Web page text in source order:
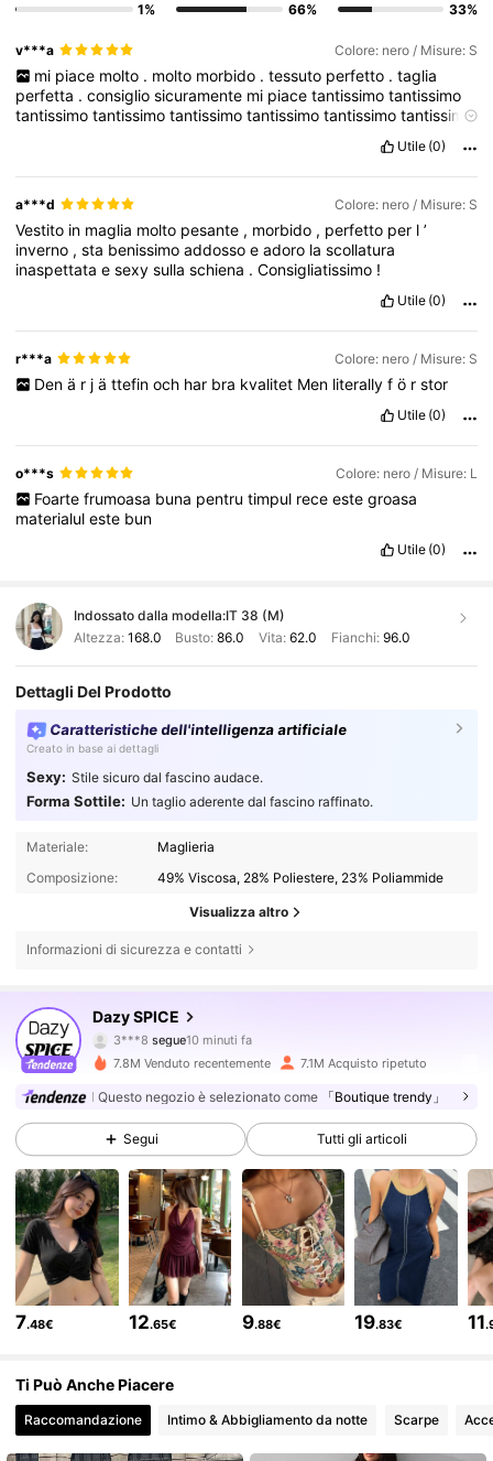
1%
66%
33%
v***a Colore: nero / Misure: S
mi piace molto . molto morbido . tessuto perfetto . taglia
perfetta .consigliosicuramente mi piacetantissimotantissimo
tantissimotantissimotantissimotantissimotantissimotantissimo
tantissimotantissimo
tantissimotantissimotantissimotantissimotantissimotantissimo
tantissimo
tantissimo
tantissimo tantissimo tantissimotantissimo
tantissimotantissimotantissimo tantissimo tantissimotantissimo
tantissimotantissimotantissimo tantissimo tantissimo
tantissimotantissimotantissimo tantissimotantissimo
tantissimotantissimo
tantissimo
tantissimotantissimotantissimotantissimotantissimotantissimo
tantissimotantissimo tantissimotantissimo
Utile (0)
a***d Colore: nero / Misure: S
Vestito in maglia molto pesante , morbido , perfetto per l’
inverno ,sta benissimoaddossoeadoro lascollatura
inaspettataesexysullaschiena .Consigliatissimo !
Utile (0)
r***a Colore: nero / Misure: S
Den ä r j ä ttefin och har bra kvalitet Men literally f ö r stor
Utile (0)
o***s Colore: nero / Misure: L
Foarte frumoasa buna pentru timpul rece este groasa
materialuleste bun
Utile (0)
Indossato dalla modella:IT 38 (M)
Altezza: 168.0 Busto:86.0 Vita: 62.0 Fianchi: 96.0
Dettagli Del Prodotto
Caratteristiche dell'intelligenza artificiale
Creato in base ai dettagli
Sexy: Stile sicuro dal fascino audace.
Forma Sottile: Un taglio aderente dal fascino raffinato.
Materiale:
Maglieria
Composizione:
49% Viscosa, 28% Poliestere, 23% Poliammide
Visualizza altro
Informazioni di sicurezza e contatti
Dazy SPICE
3***8segue 10 minuti fa
4***1sta navigando
4.84
2M Follower
4.84 2M Follower
4.84 2M Follower
4.84 2M Follower
4.84 2M Follower
7.8M Venduto recentemente 7.1M Acquisto ripetuto
Questo negozio è selezionato come 「Boutique trendy」
Segui Tutti gli articoli
7.48€ 12.65€ 9.88€ 19.83€ 11
Ti Può Anche Piacere
Raccomandazione Intimo & Abbigliamento da notte Scarpe